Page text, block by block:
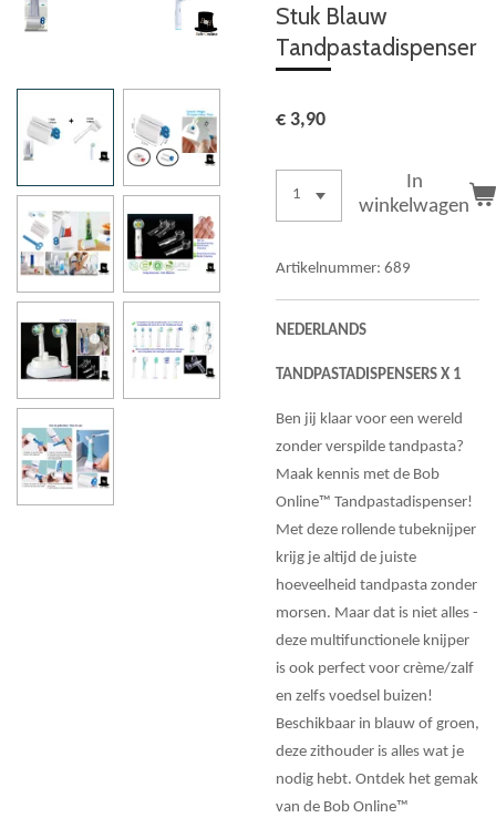
Stuk Blauw
Tandpastadispenser
€ 3,90
In
winkelwagen
Artikelnummer: 689
NEDERLANDS
TANDPASTADISPENSERS X 1
Ben jij klaar voor een wereld
zonder verspilde tandpasta?
Maak kennis met de Bob
Online™ Tandpastadispenser!
Met deze rollende tubeknijper
krijg je altijd de juiste
hoeveelheid tandpasta zonder
morsen. Maar dat is niet alles -
deze multifunctionele knijper
is ook perfect voor crème/zalf
en zelfs voedsel buizen!
Beschikbaar in blauw of groen,
deze zithouder is alles wat je
nodig hebt. Ontdek het gemak
van de Bob Online™